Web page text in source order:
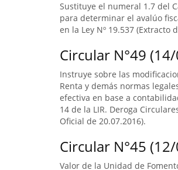
Sustituye el numeral 1.7 del
para determinar el avalúo
en la Ley Nº 19.537
Circular N°49
Instruye sobre las
Renta y demás normas
efectiva en base a
14 de la LIR. Deroga
Oficial de 20.07.2016).
Circular N°45
Valor de la Unidad de